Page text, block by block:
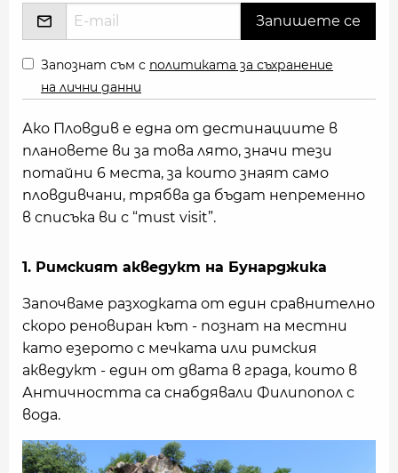
Запознат съм с политиката за съхранение
на лични данни
Ако Пловдив е една от дестинациите в
плановете ви за това лято, значи тези
потайни 6 места, за които знаят само
пловдивчани, трябва да бъдат непременно
в списъка ви с “must visit”.
1. Римският акведукт на Бунарджика
Започваме разходката от един сравнително
скоро реновиран кът - познат на местни
като езерото с мечката или римския
акведукт - един от двата в града, които в
Античността са снабдявали Филипопол с
вода.